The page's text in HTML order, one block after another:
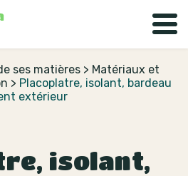
ses matières > Matériaux et
> Placoplatre, isolant, bardeau
extérieur
isolant,